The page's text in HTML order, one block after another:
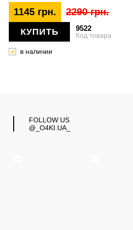
1145 грн. 2290 грн.
КУПИТЬ 9522
Код товара
в наличии
FOLLOW US
@_O4KI.UA_